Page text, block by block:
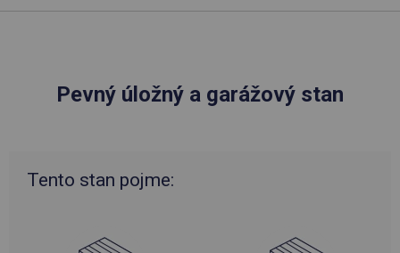
Pevný úložný a garážový stan
Tento stan pojme: